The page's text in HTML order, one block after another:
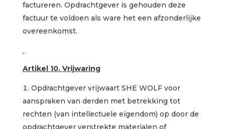
factureren. Opdrachtgever is gehouden deze
factuur te voldoen als ware het een afzonderlijke
overeenkomst.
Artikel 10. Vrijwaring
Opdrachtgever vrijwaart SHE WOLF voor
aanspraken van derden met betrekking tot
rechten (van intellectuele eigendom) op door de
opdrachtgever verstrekte materialen of